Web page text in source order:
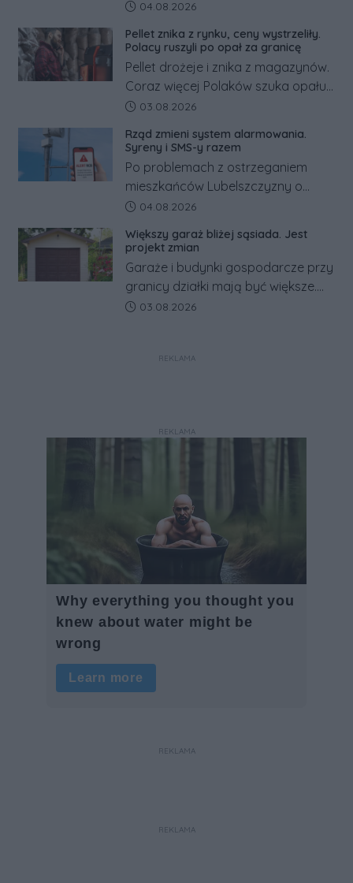
pracowników podwyżka płacy
tym zmianom zyskają.
Data dodania artykułu:
04.08.2026
Pellet znika z rynku, ceny wystrzeliły.
Polacy ruszyli po opał za granicę
Pellet drożeje i znika z magazynów.
Coraz więcej Polaków szuka opału
za granicą, gdzie bywa nawet
Co się dzieje?
Data dodania artykułu:
03.08.2026
Rząd zmieni system alarmowania.
Syreny i SMS-y razem
Po problemach z ostrzeganiem
mieszkańców Lubelszczyzny o
rosyjskim zagrożeniu rząd
alarmowych, alertów RCB i aplikacji
w jeden system.
Data dodania artykułu:
04.08.2026
Większy garaż bliżej sąsiada. Jest
projekt zmian
Garaże i budynki gospodarcze przy
granicy działki mają być większe.
Projekt zaostrza też zasady
Data dodania artykułu:
03.08.2026
REKLAMA
REKLAMA
REKLAMA
REKLAMA